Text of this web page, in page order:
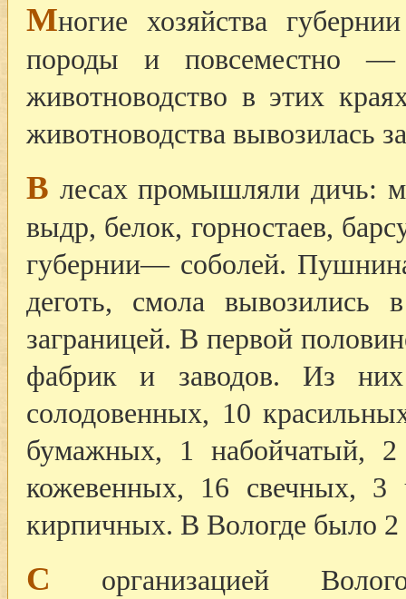
Многие хозяйства
породы и повсеместно —
животноводство в этих
животноводства вывозилась
В лесах промышляли дичь:
выдр, белок, горностаев,
губернии— соболей.
деготь, смола вывозились
заграницей. В первой
фабрик и заводов. Из
солодовенных, 10
бумажных, 1 набойчатый,
кожевенных, 16 свечных, 3
кирпичных. В Вологде было 2
С организацией